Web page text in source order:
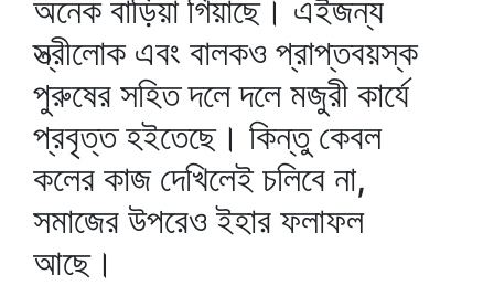
অনেক বাড়িয়া গিয়াছে। এইজন্য
স্ত্রীলোক এবং বালকও প্রাপ্তবয়স্ক
পুরুষের সহিত দলে দলে মজুরী কার্যে
প্রবৃত্ত হইতেছে। কিন্তু কেবল
কলের কাজ দেখিলেই চলিবে না,
সমাজের উপরেও ইহার ফলাফল
আছে।